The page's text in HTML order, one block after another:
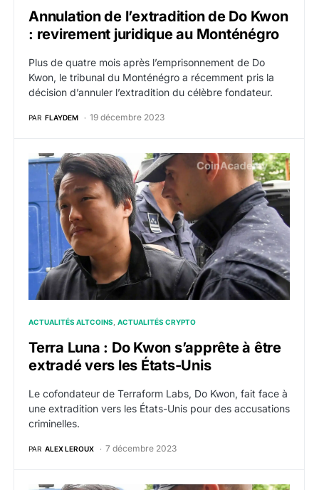
Annulation de l’extradition de Do Kwon
: revirement juridique au Monténégro
Plus de quatre mois après l’emprisonnement de Do
Kwon, le tribunal du Monténégro a récemment pris la
décision d’annuler l’extradition du célèbre fondateur.
PAR FLAYDEM 19 décembre 2023
Terra Luna : Do Kwon s’apprête à être extradé vers
ACTUALITÉS ALTCOINS ACTUALITÉS CRYPTO
Terra Luna : Do Kwon s’apprête à être
extradé vers les États-Unis
Le cofondateur de Terraform Labs, Do Kwon, fait face à
une extradition vers les États-Unis pour des accusations
criminelles.
PAR ALEX LEROUX 7 décembre 2023